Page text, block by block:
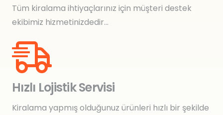
Tüm kiralama ihtiyaçlarınız için müşteri destek
ekibimiz hizmetinizdedir…
Hızlı Lojistik Servisi
Kiralama yapmış olduğunuz ürünleri hızlı bir şekilde